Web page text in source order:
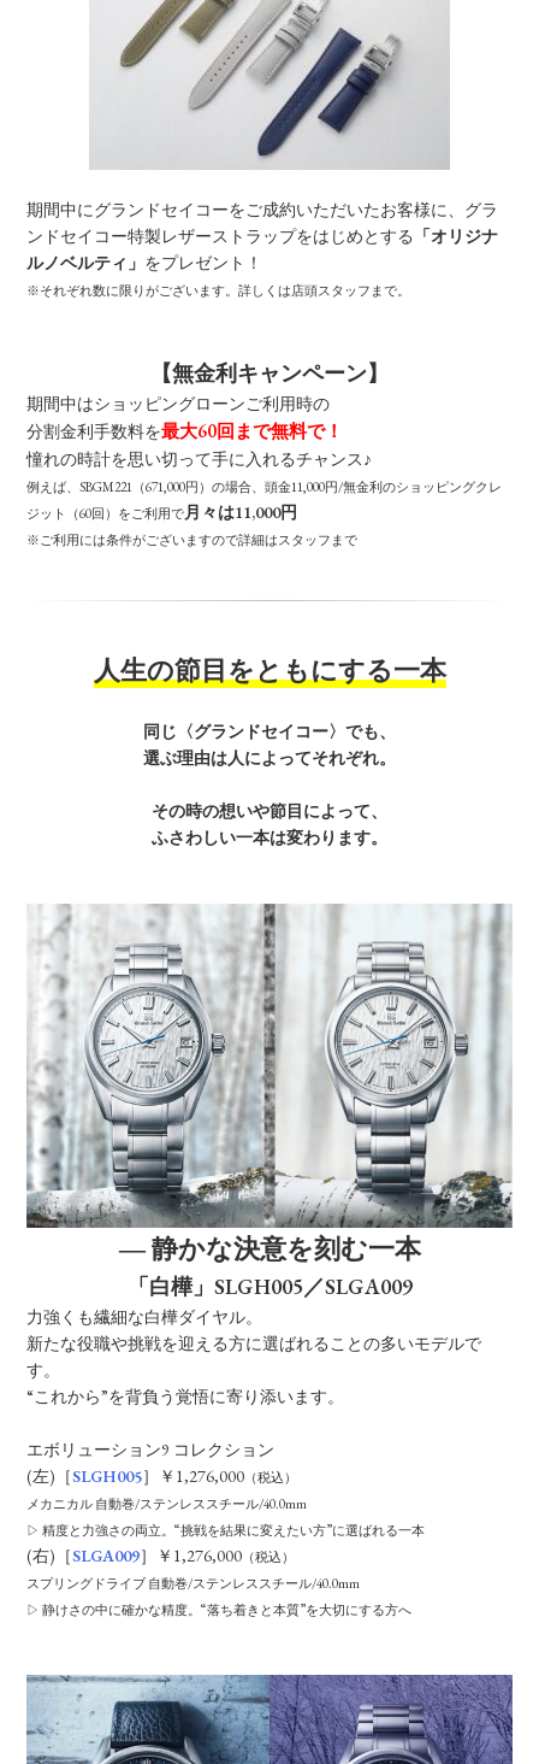
期間中にグランドセイコーをご成約いただいたお客様に、グラ
ンドセイコー特製レザーストラップをはじめとする 「オリジナ
ルノベルティ」 をプレゼント！
※それぞれ数に限りがございます。詳しくは店頭スタッフまで。
【無金利キャンペーン】
期間中はショッピングローンご利用時の
分割金利手数料を最大60回まで無料で！
憧れの時計を思い切って手に入れるチャンス♪
例えば、SBGM221（671,000円）の場合、頭金11,000円/無金利のショッピングクレ
ジット（60回）をご利用で月々は11,000円
※ご利用には条件がございますので詳細はスタッフまで
人生の節目をともにする一本
同じ〈グランドセイコー〉でも、
選ぶ理由は人によってそれぞれ。
その時の想いや節目によって、
ふさわしい一本は変わります。
― 静かな決意を刻む一本
「白樺」SLGH005／SLGA009
力強くも繊細な白樺ダイヤル。
新たな役職や挑戦を迎える方に選ばれることの多いモデルで
す。
“これから”を背負う覚悟に寄り添います。
エボリューション9 コレクション
(左)［SLGH005］￥1,276,000 （税込）
メカニカル 自動巻/ステンレススチール/40.0mm
▷ 精度と力強さの両立。“挑戦を結果に変えたい方”に選ばれる一本
(右)［SLGA009］￥1,276,000 （税込）
スプリングドライブ 自動巻/ステンレススチール/40.0mm
▷ 静けさの中に確かな精度。“落ち着きと本質”を大切にする方へ